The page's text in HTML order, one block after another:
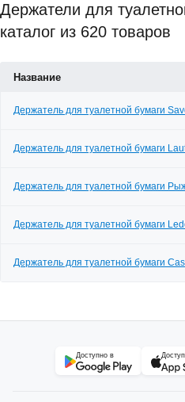
Держатели для
каталог из 620 товаров
Название
Держатель для туалетной бумаги
Держатель для туалетной бумаги
Держатель для туалетной бумаги
Держатель для туалетной бумаги
Держатель для туалетной бумаги
Доступно в